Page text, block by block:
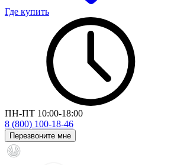
Где купить
ПН-ПТ 10:00-18:00
8 (800) 100-18-46
Перезвоните мне